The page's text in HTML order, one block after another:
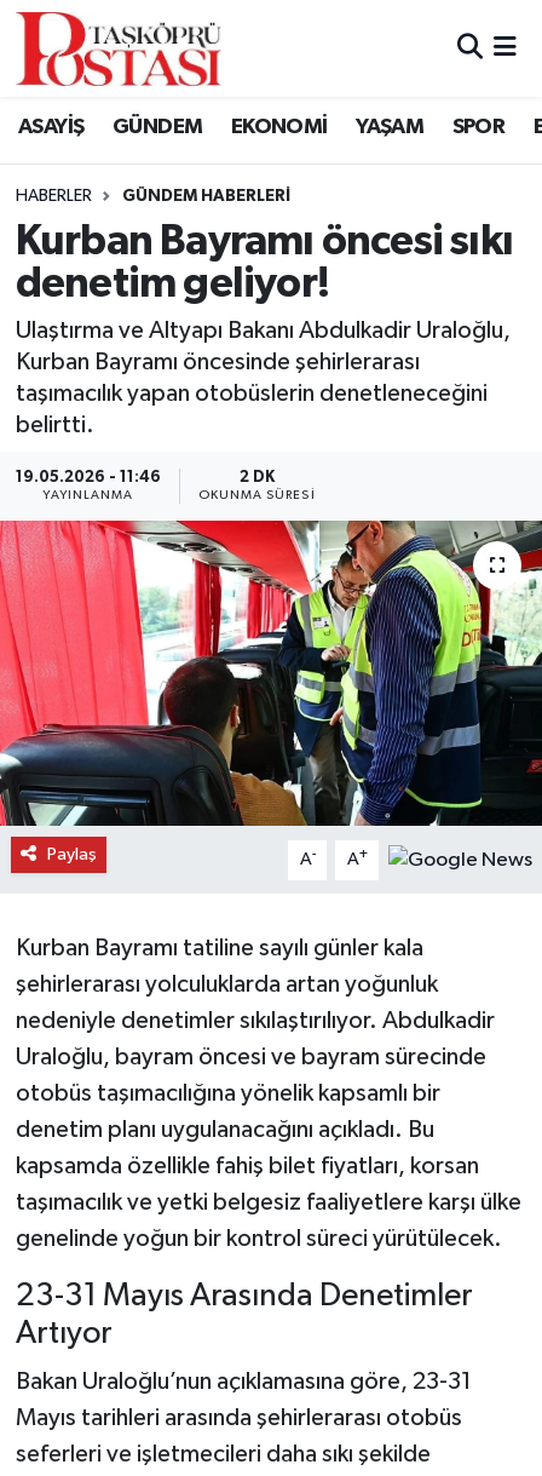
ASAYİŞ GÜNDEM EKONOMİ YAŞAM SPOR
HABERLER GÜNDEM HABERLERI
Kurban Bayramı öncesi sıkı
denetim geliyor!
Ulaştırma ve Altyapı Bakanı Abdulkadir Uraloğlu,
Kurban Bayramı öncesinde şehirlerarası
taşımacılık yapan otobüslerin denetleneceğini
belirtti.
19.05.2026 - 11:46
YAYINLANMA
2 DK
OKUNMA SÜRESI
Paylaş A- A+
Kurban Bayramı tatiline sayılı günler kala
şehirlerarası yolculuklarda artan yoğunluk
nedeniyle denetimler sıkılaştırılıyor. Abdulkadir
Uraloğlu, bayram öncesi ve bayram sürecinde
otobüs taşımacılığına yönelik kapsamlı bir
denetim planı uygulanacağını açıkladı. Bu
kapsamda özellikle fahiş bilet fiyatları, korsan
taşımacılık ve yetki belgesiz faaliyetlere karşı ülke
genelinde yoğun bir kontrol süreci yürütülecek.
23-31 Mayıs Arasında Denetimler
Artıyor
Bakan Uraloğlu’nun açıklamasına göre, 23-31
Mayıs tarihleri arasında şehirlerarası otobüs
seferleri ve işletmecileri daha sıkı şekilde
Kastamonu Vefat Edenler
Araç Haberleri
Azdavay Haberleri
Bozkurt Haberleri
Cide Haberleri
Daday Haberleri
Devrekani Haberleri
Doğanyurt Haberleri
Hanönü Haberleri
İhsangazi Haberleri
Küre Haberleri
Merkez Haberleri
Pınarbaşı Haberleri
Şenpazar Haberleri
Seydiler Haberleri
Tosya Haberleri
Karadeniz Haberleri
Ulusal Haberler